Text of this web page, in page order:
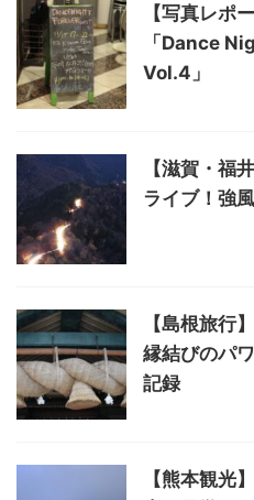
【写真レポ
「Dance
Vol.4」
【滋賀・福
ライブ！強
【島根旅行
縁結びのパ
記録
【熊本観光